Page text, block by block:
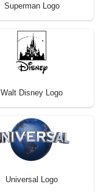
Superman Logo
Walt Disney Logo
Universal Logo